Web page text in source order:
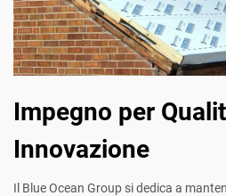
Impegno per
Innovazione
Il Blue Ocean Group si dedica a